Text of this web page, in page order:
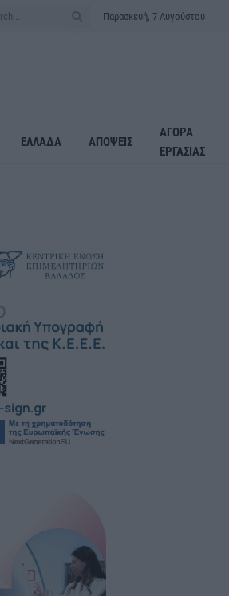
Παρασκευή, 7 Αυγούστου
ΕΛΛΑΔΑ ΑΠΟΨΕΙΣ
ΑΓΟΡΑ
ΕΡΓΑΣΙΑΣ